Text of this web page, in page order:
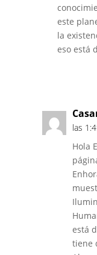
este
la
eso está
las
Hola
está
tiene